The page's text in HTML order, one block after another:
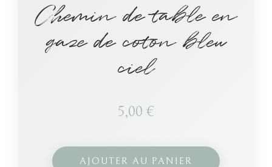
Chemin de table en
gaze de coton bleu
ciel
5,00 €
AJOUTER AU PANIER